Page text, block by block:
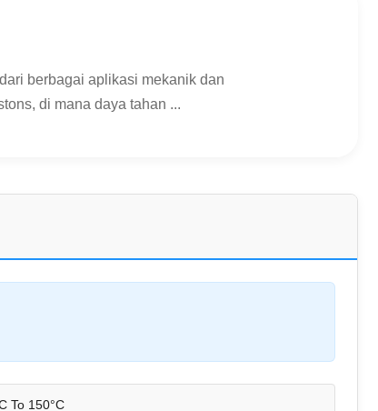
berbagai aplikasi mekanik dan
di mana daya tahan ...
To 150°C